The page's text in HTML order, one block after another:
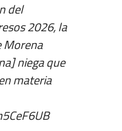
del
2026, la
Morena
] niega que
materia